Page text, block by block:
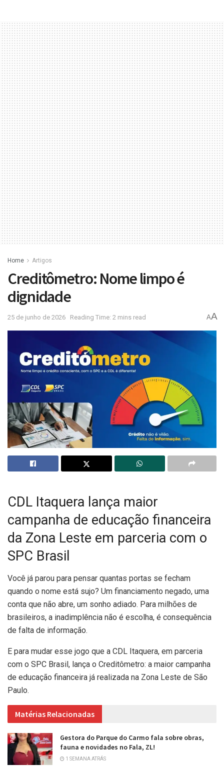
Home Artigos
Creditômetro: Nome limpo é
dignidade
25 de junho de 2026 Reading Time: 2 mins read AA
CDL Itaquera lança maior
campanha de educação financeira
da Zona Leste em parceria com o
SPC Brasil
Você já parou para pensar quantas portas se fecham
quando o nome está sujo? Um financiamento negado, uma
conta que não abre, um sonho adiado. Para milhões de
brasileiros, a inadimplência não é escolha, é consequência
de falta de informação.
E para mudar esse jogo que a CDL Itaquera, em parceria
com o SPC Brasil, lança o Creditômetro: a maior campanha
de educação financeira já realizada na Zona Leste de São
Paulo.
Matérias Relacionadas
Gestora do Parque do Carmo fala sobre obras,
fauna e novidades no Fala, ZL!
1 SEMANA ATRÁS